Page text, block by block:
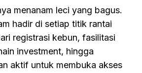
menanam leci yang bagus.
hadir di setiap titik rantai
registrasi kebun, fasilitasi
investment, hingga
aktif untuk membuka akses